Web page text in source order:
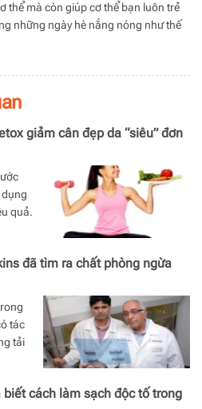
thể mà còn giúp cơ thể bạn luôn trẻ
những ngày hè nắng nóng như thế
giảm cân đẹp da “siêu” đơn
quả.
đã tìm ra chất phòng ngừa
tác
tải
cách làm sạch độc tố trong